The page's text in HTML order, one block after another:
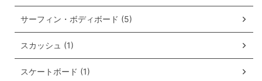
サーフィン・ボディボード (5)
スカッシュ (1)
スケートボード (1)